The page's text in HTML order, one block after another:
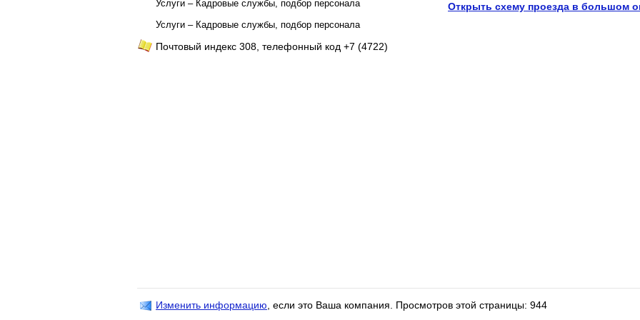
Услуги – Кадровые службы, подбор персонала
Услуги – Кадровые службы, подбор персонала
Почтовый индекс 308, телефонный код +7 (4722)
Открыть схему проезда в большом
Изменить информацию , если это Ваша компания. Просмотров этой страницы: 944